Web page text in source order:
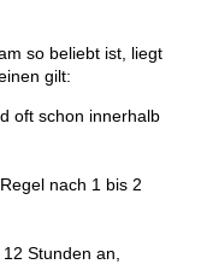
so beliebt ist, liegt
gilt:
oft schon innerhalb
nach 1 bis 2
Stunden an,